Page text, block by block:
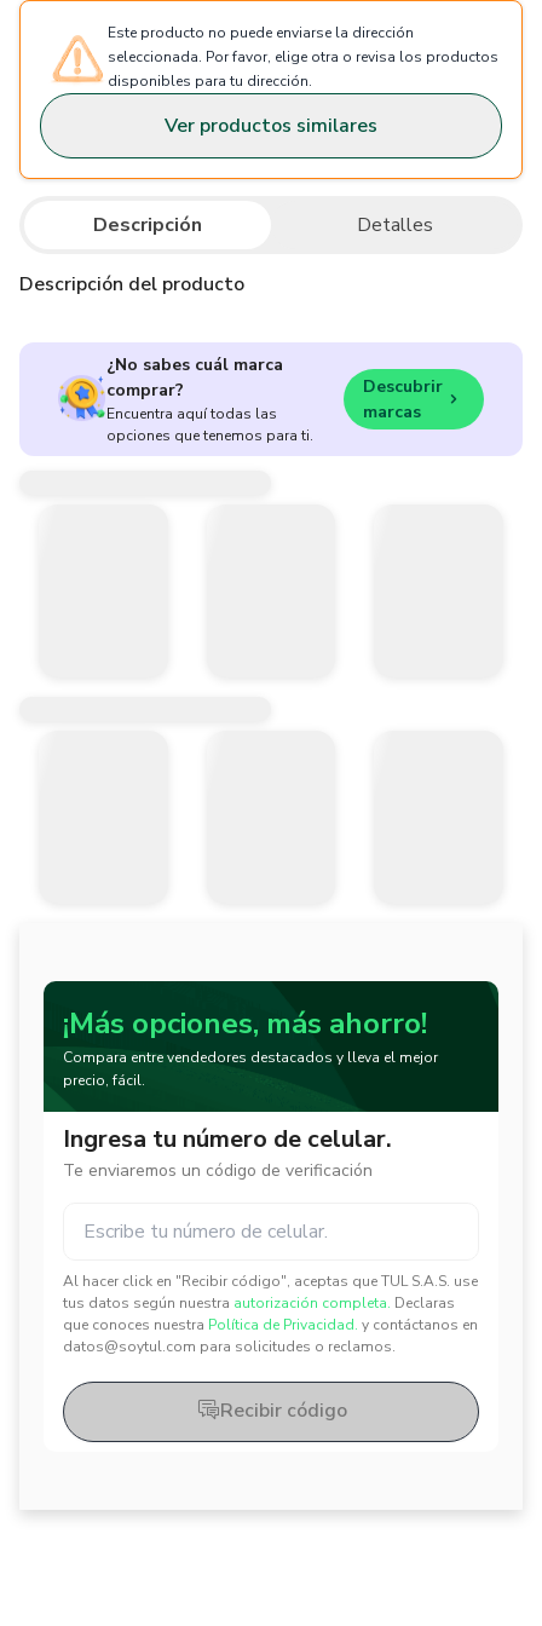
Este producto no puede enviarse la dirección
seleccionada. Por favor, elige otra o revisa los productos
disponibles para tu dirección.
Ver productos similares
Descripción Detalles
Descripción del producto
¿No sabes cuál marca
comprar?
Encuentra aquí todas las
opciones que tenemos para ti.
Descubrir
marcas
¡Más opciones, más ahorro!
Compara entre vendedores destacados y lleva el mejor
precio, fácil.
Ingresa tu número de celular.
Te enviaremos un código de verificación
Al hacer click en "Recibir código", aceptas que TUL S.A.S. use
tus datos según nuestra autorización completa. Declaras
que conoces nuestra Política de Privacidad. y contáctanos en
datos@soytul.com para solicitudes o reclamos.
✕
✕
Recibir código